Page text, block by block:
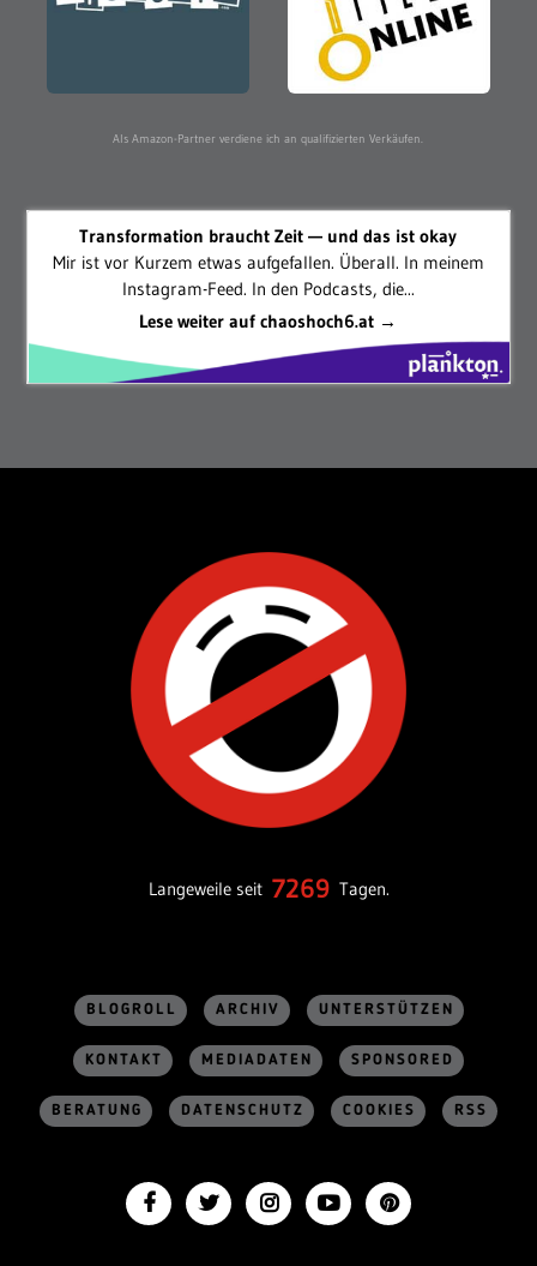
Als Amazon-Partner verdiene ich an qualifizierten Verkäufen.
Transformation braucht Zeit — und das ist okay
Mir ist vor Kurzem etwas aufgefallen. Überall. In meinem
Instagram-Feed. In den Podcasts, die...
Lese weiter auf chaoshoch6.at →
Langeweile seit 7269 Tagen.
BLOGROLL ARCHIV UNTERSTÜTZEN
KONTAKT MEDIADATEN SPONSORED
BERATUNG DATENSCHUTZ COOKIES RSS